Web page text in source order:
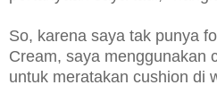
So, karena saya tak punya
Cream, saya menggunakan
untuk meratakan cushion di